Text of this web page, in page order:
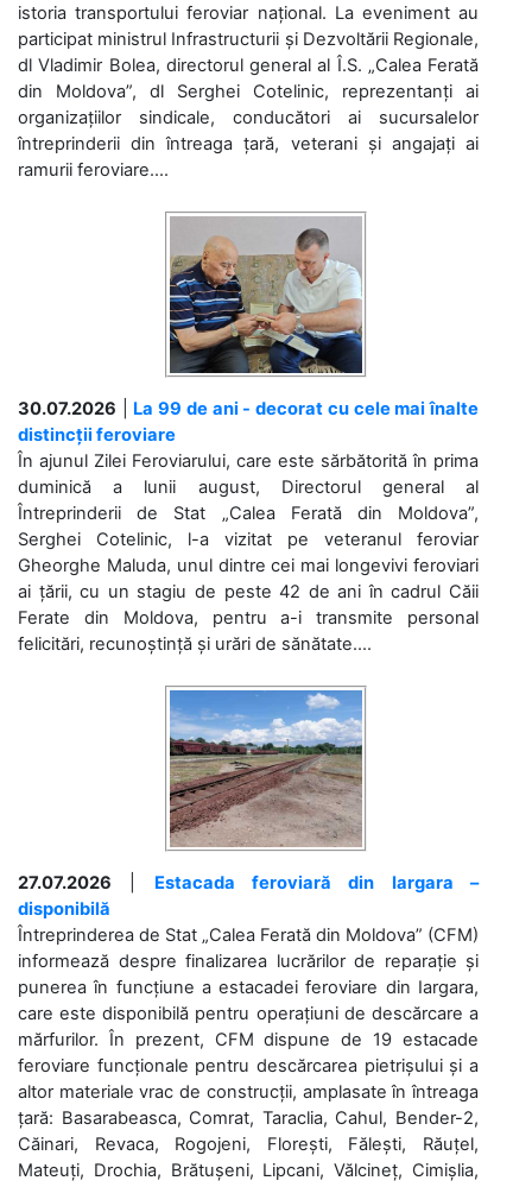
istoria transportului feroviar național. La eveniment au
participat ministrul Infrastructurii și Dezvoltării Regionale,
dl Vladimir Bolea, directorul general al Î.S. „Calea Ferată
din Moldova”, dl Serghei Cotelinic, reprezentanți ai
organizațiilor sindicale, conducători ai sucursalelor
întreprinderii din întreaga țară, veterani și angajați ai
ramurii feroviare....
30.07.2026
La 99 de ani - decorat cu cele mai înalte
distincții feroviare
În ajunul Zilei Feroviarului, care este sărbătorită în prima
duminică a lunii august, Directorul general al
Întreprinderii de Stat „Calea Ferată din Moldova”,
Serghei Cotelinic, l-a vizitat pe veteranul feroviar
Gheorghe Maluda, unul dintre cei mai longevivi feroviari
ai țării, cu un stagiu de peste 42 de ani în cadrul Căii
Ferate din Moldova, pentru a-i transmite personal
felicitări, recunoștință și urări de sănătate....
27.07.2026
Estacada feroviară din Iargara –
disponibilă
Întreprinderea de Stat „Calea Ferată din Moldova” (CFM)
informează despre finalizarea lucrărilor de reparație și
punerea în funcțiune a estacadei feroviare din Iargara,
care este disponibilă pentru operațiuni de descărcare a
mărfurilor. În prezent, CFM dispune de 19 estacade
feroviare funcționale pentru descărcarea pietrișului și a
altor materiale vrac de construcții, amplasate în întreaga
țară: Basarabeasca, Comrat, Taraclia, Cahul, Bender-2,
Căinari, Revaca, Rogojeni, Florești, Fălești, Răuțel,
Mateuți, Drochia, Brătușeni, Lipcani, Vălcineț, Cimișlia,